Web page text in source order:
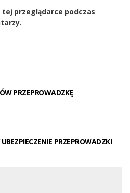
przeglądarce podczas
PRZEPROWADZKĘ
PRZEPROWADZKI